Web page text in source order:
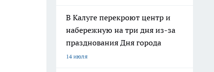
В Калуге перекроют центр и
набережную на три дня из-за
празднования Дня города
14 июля